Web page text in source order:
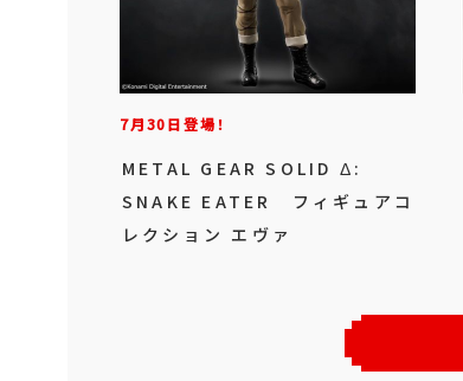
7月30日登場！
METAL GEAR SOLID Δ:
SNAKE EATER フィギュアコ
レクション エヴァ